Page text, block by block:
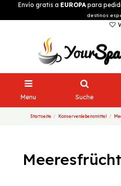
Envío gratis a EUROPApara
destinos
Menu Suche
Startseite Konservenlebensmittel